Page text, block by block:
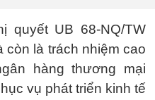
quyết UB 68-NQ/TW
còn là trách nhiệm cao
hàng thương mại
vụ phát triển kinh tế